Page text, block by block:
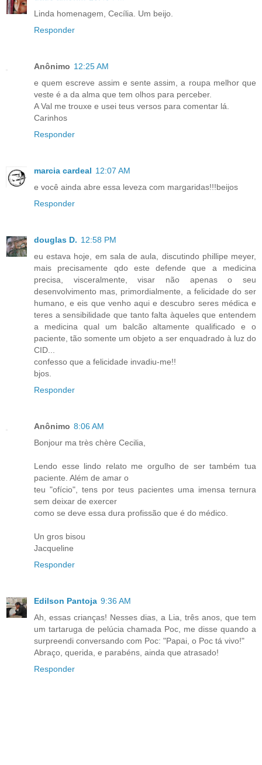
Linda homenagem, Cecília. Um beijo.
Responder
Anônimo 12:25 AM
e quem escreve assim e sente assim, a roupa melhor que
veste é a da alma que tem olhos para perceber.
A Val me trouxe e usei teus versos para comentar lá.
Carinhos
Responder
marcia cardeal 12:07 AM
e você ainda abre essa leveza com margaridas!!!beijos
Responder
douglas D. 12:58 PM
eu estava hoje, em sala de aula, discutindo phillipe meyer,
mais precisamente qdo este defende que a medicina
precisa, visceralmente, visar não apenas o seu
desenvolvimento mas, primordialmente, a felicidade do ser
humano, e eis que venho aqui e descubro seres médica e
teres a sensibilidade que tanto falta àqueles que entendem
a medicina qual um balcão altamente qualificado e o
paciente, tão somente um objeto a ser enquadrado à luz do
CID...
confesso que a felicidade invadiu-me!!
bjos.
Responder
Anônimo 8:06 AM
Bonjour ma très chère Cecilia,
Lendo esse lindo relato me orgulho de ser também tua
paciente. Além de amar o
teu "ofício", tens por teus pacientes uma imensa ternura
sem deixar de exercer
como se deve essa dura profissão que é do médico.
Un gros bisou
Jacqueline
Responder
Edilson Pantoja 9:36 AM
Ah, essas crianças! Nesses dias, a Lia, três anos, que tem
um tartaruga de pelúcia chamada Poc, me disse quando a
surpreendi conversando com Poc: "Papai, o Poc tá vivo!"
Abraço, querida, e parabéns, ainda que atrasado!
Responder